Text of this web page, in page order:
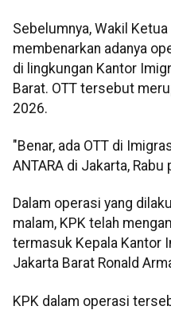
Sebelumnya, Wakil
membenarkan adanya
di lingkungan Kantor
Barat. OTT tersebut
2026.
"Benar, ada OTT di
ANTARA di Jakarta, Rabu
Dalam operasi yang
malam, KPK telah
termasuk Kepala Kantor
Jakarta Barat Ronald
KPK dalam operasi